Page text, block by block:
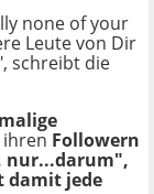
none of your
Leute von Dir
schreibt die
ihren Followern
nur...darum",
damit jede